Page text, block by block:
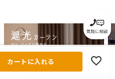
カートに入れる